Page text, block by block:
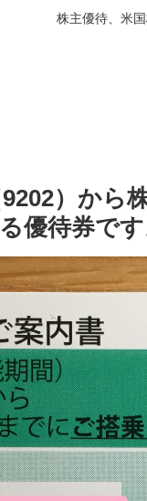
株主優待、米
）から
優待券です